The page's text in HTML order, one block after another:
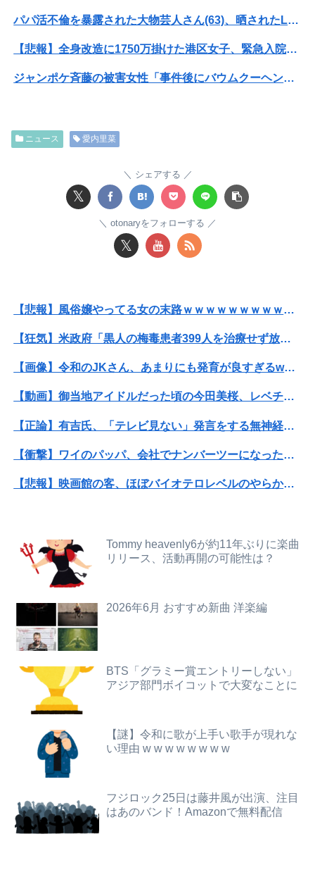
パパ活不倫を暴露された大物芸人さん(63)、晒されたLINEが面白すぎるｗｗｗｗｗｗｗｗｗ(画像ｱﾘ)
【悲報】全身改造に1750万掛けた港区女子、緊急入院でNHK報道局との合コンをキャンセル
ジャンポケ斉藤の被害女性「事件後にバウムクーヘン売ったりTikTokライブしててムカついた」
【悲報】黒人、卑怯すぎて炎上するｗｗｗｗ
【熊本地震】SNSで広がった陰謀論や怪しい募金話、災害時のデマ注意！
退職してしばらく経った頃、元職場の取引先から連絡が来た。話を聞くと納得できない内容で…
【速報】高市政権、エース級の財務官僚・一松旬氏を左遷「彼は協力的でなかった」財務省の言いなりではないことが判明
【悲報】風俗嬢やってる女の末路ｗｗｗｗｗｗｗｗｗｗｗ
【悲報】週間少年ジャンプの「グッズ(43億円分)」を注文し全てキャンセルした女逮捕ｗｗｗｗｗｗｗｗ
【話題】河内長野市で警官が包丁男を射殺した場面のモザ無し映像が公開される。
義両親「空き家になるし住んでいいよ」私たち「じゃあお言葉に甘えて…」→引っ越した途端、予想外の出来事が待っていて…
【狂気】米政府「黒人の梅毒患者399人を治療せず放置したらどうなるか見たろ！」→40年間続けてしまう
【朗報】むちむち女子バレー選手さん、脱いでしまう💕
「人間と獣人が共存する社会」を描いた深夜アニメに喫煙、違法薬物の連想シーンも…視聴者批判でBPO議論
【朗報】ガチのおひさまの本棚、ガチでエグいwwwwwwww
ニュース 愛内里菜
シェアする
𝕏
otonaryをフォローする
𝕏
【悲報】風俗嬢やってる女の末路ｗｗｗｗｗｗｗｗｗｗｗ
【狂気】米政府「黒人の梅毒患者399人を治療せず放置したらどうなるか見たろ！」→40年間続けてしまう
【画像】令和のJKさん、あまりにも発育が良すぎるwwwwwwww
【動画】御当地アイドルだった頃の今田美桜、レベチｗｗｗｗｗｗｗｗｗｗｗｗｗｗｗｗｗｗ
【正論】有吉氏、「テレビ見ない」発言をする無神経な一般人に憤慨
【衝撃】ワイのパッパ、会社でナンバーツーになった結果ｗｗｗｗｗｗｗｗｗｗ
【悲報】映画館の客、ほぼバイオテロレベルのやらかしで観客が避難する事態にｗｗｗｗ
【悲報】黒人、卑怯すぎて炎上するｗｗｗｗ
【画像】本田望結さん、我々を挑発するｗｗｗｗｗ
【動画】仙台育英の野球部女子マネ、あざといウィンクでお前らの心を鷲掴みｗｗｗｗｗ
【閲覧注意・動画】大阪で警察に射殺された男の動画、エグい 撃たれてから叫びながら苦しみもがいて死ぬ
Tommy heavenly6が約11年ぶりに楽曲
リリース、活動再開の可能性は？
2026年6月 おすすめ新曲 洋楽編
BTS「グラミー賞エントリーしない」
アジア部門ボイコットで大変なことに
【謎】令和に歌が上手い歌手が現れな
い理由 w w w w w w w w
フジロック25日は藤井風が出演、注目
はあのバンド！Amazonで無料配信